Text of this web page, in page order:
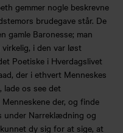
gemmer nogle beskrevne
brudegave står. De
gamle Baronesse; man
i den var løst
Poetiske i Hverdagslivet
der i ethvert Menneskes
lade os see det
der, og finde
under Narreklædning og
dy sig for at sige, at